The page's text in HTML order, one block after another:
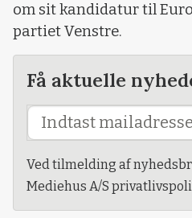
om sit kandidatur til
partiet Venstre.
Få aktuelle
Ved tilmelding af
Mediehus A/S